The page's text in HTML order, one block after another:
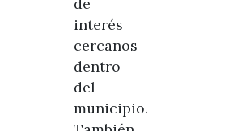
interés
cercanos
dentro
del
municipio.